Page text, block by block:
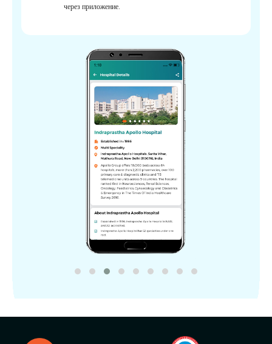
через приложение.